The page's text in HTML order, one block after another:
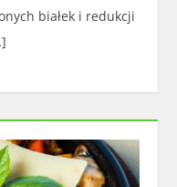
białek i redukcji